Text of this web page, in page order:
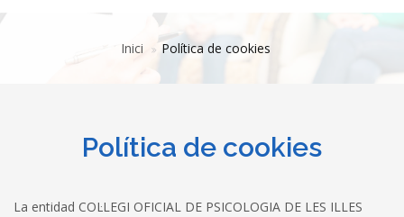
Inici Política de cookies
Política de cookies
La entidad COL·LEGI OFICIAL DE PSICOLOGIA DE LES ILLES